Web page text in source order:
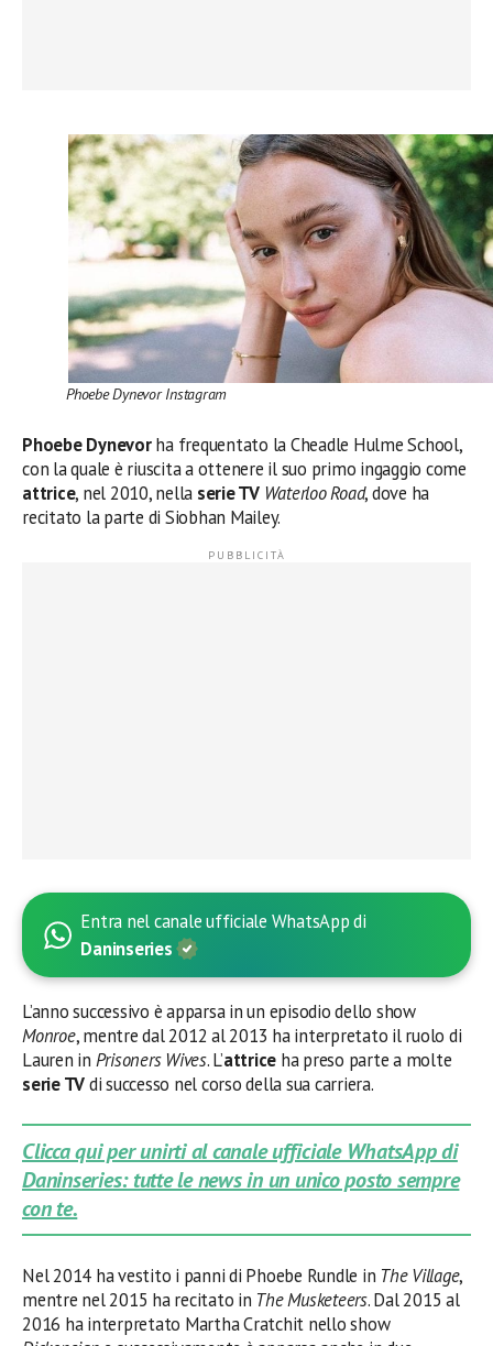
Phoebe Dynevor Instagram
Phoebe Dynevorha frequentato la Cheadle Hulme School,
con la quale è riuscita a ottenere il suo primo ingaggio come
attrice, nel 2010, nella serie TV Waterloo Road, dove ha
recitato la parte di Siobhan Mailey.
Entra nel canale ufficiale WhatsApp di
Daninseries
L’anno successivo è apparsa in un episodio dello show
Monroe, mentre dal 2012 al 2013 ha interpretato il ruolo di
Lauren in Prisoners Wives. L’attrice ha preso parte a molte
serie TVdi successo nel corso della sua carriera.
Clicca qui per unirti al canale ufficiale WhatsApp di
Daninseries: tutte le news in un unico posto sempre
con te.
Nel 2014 ha vestito i panni di Phoebe Rundle in The Village,
mentre nel 2015 ha recitato in The Musketeers. Dal 2015 al
2016 ha interpretato Martha Cratchit nello show